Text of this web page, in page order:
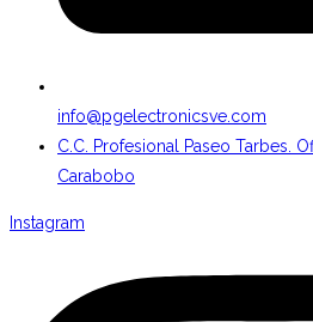
info@pgelectronicsve.com
C.C. Profesional Paseo Tarbes.
Carabobo
Instagram